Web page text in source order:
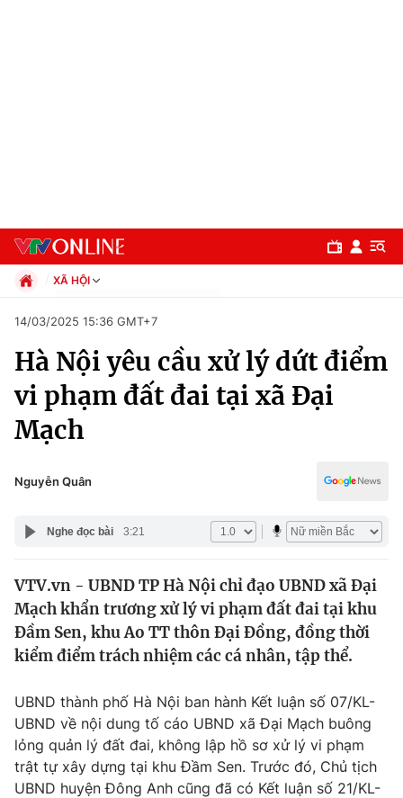
Chuyên mục
Chính trị
Thế giới
Tin tức
Câu chuyện quốc tế
Tài chính
Thị trường
Góc doanh nghiệp
Dữ liệu và đời sống
Truyền hình
XÃ HỘI
Xã hội
Pháp luật
Kinh tế
Thể thao
Truyền hình
Giáo dục
14/03/2025 15:36 GMT+7
Hà Nội yêu cầu xử lý dứt điểm
vi phạm đất đai tại xã Đại
Mạch
Nguyễn Quân
Nghe đọc bài 3:21
VTV.vn - UBND TP Hà Nội chỉ đạo UBND xã Đại
Mạch khẩn trương xử lý vi phạm đất đai tại khu
Đầm Sen, khu Ao TT thôn Đại Đồng, đồng thời
kiểm điểm trách nhiệm các cá nhân, tập thể.
UBND thành phố Hà Nội ban hành Kết luận số 07/KL-
UBND về nội dung tố cáo UBND xã Đại Mạch buông
lỏng quản lý đất đai, không lập hồ sơ xử lý vi phạm
trật tự xây dựng tại khu Đầm Sen. Trước đó, Chủ tịch
UBND huyện Đông Anh cũng đã có Kết luận số 21/KL-